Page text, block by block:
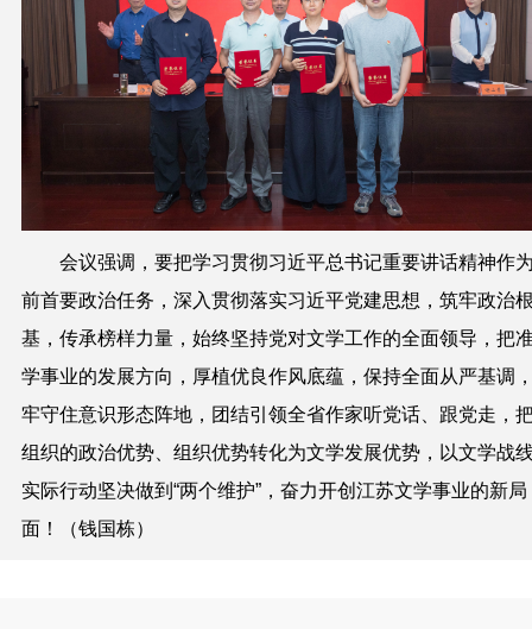
会议强调，要把学习贯彻习近平总书记重要讲话精神作
前首要政治任务，深入贯彻落实习近平党建思想，筑牢政治
基， 传承榜样力量，始终坚持党对文学工作的全面领导 ， 把
学事业的发展方向，厚植优良作风底蕴， 保持全面从严基调
牢守住意识形态阵地，团结引领全省作家听党话、跟党走，
组织的政治优势、组织优势转化为文学发展优势，以文学战
实际行动坚决做到“两个维护” ， 奋力开创江苏文学事业的新局
面！（钱国栋）